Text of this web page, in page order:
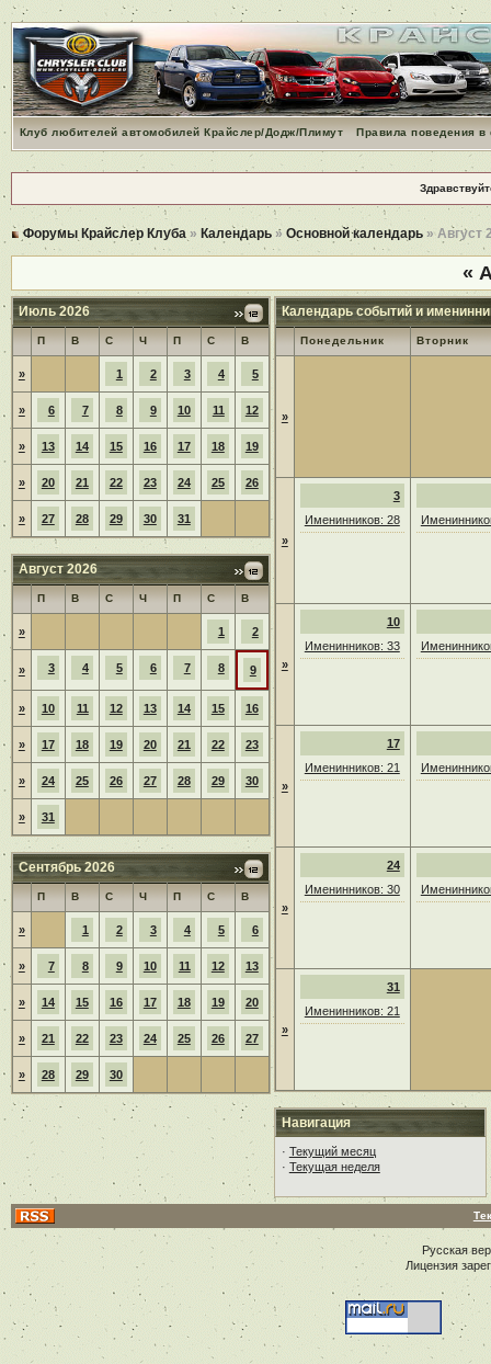
Клуб любителей автомобилей Крайслер/Додж/Плимут Правила поведения
Форумы Крайслер Клуба » Календарь» Основной календарь» Август
«
Июль 2026
П В С Ч П С В
» 1 2 3 4 5
» 6 7 8 9 10 11 12
» 13 14 15 16 17 18 19
» 20 21 22 23 24 25 26
» 27 28 29 30 31
Август 2026
П В С Ч П С В
» 1 2
» 3 4 5 6 7 8 9
» 10 11 12 13 14 15 16
» 17 18 19 20 21 22 23
» 24 25 26 27 28 29 30
» 31
Сентябрь 2026
П В С Ч П С В
» 1 2 3 4 5 6
» 7 8 9 10 11 12 13
» 14 15 16 17 18 19 20
» 21 22 23 24 25 26 27
» 28 29 30
Календарь событий и
Понедельник Вторник
»
»
3
Именинников: 28
»
10
Именинников: 33
»
17
Именинников: 21
»
24
Именинников: 30
»
31
Именинников: 21
Навигация
· Текущий месяц
· Текущая неделя
Русская
Лицензия